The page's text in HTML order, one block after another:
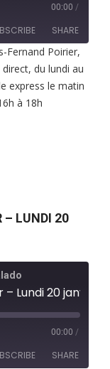
00:00 /
SHARE
Fernand Poirier,
du lundi au
express le matin
à 18h
– LUNDI 20
00:00 /
SHARE